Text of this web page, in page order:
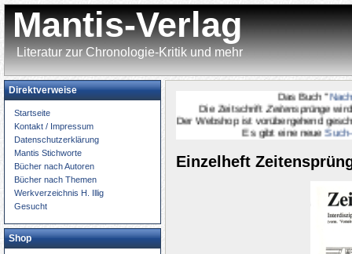
Mantis-Verlag
Literatur zur Chronologie-Kritik und mehr
Das Buch "Nachruf
Die ZeitschriftZeitensprüngewird
Der Webshop ist vorübergehend
Es gibt eine neueSuch-
Einzelheft
Direktverweise
Startseite
Kontakt / Impressum
Datenschutzerklärung
Mantis Stichworte
Bücher nach Autoren
Bücher nach Themen
Werkverzeichnis H. Illig
Gesucht
Shop